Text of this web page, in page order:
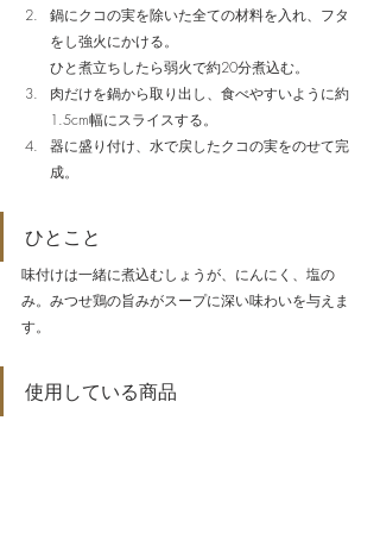
鍋にクコの実を除いた全ての材料を入れ、フタ
をし強火にかける。
ひと煮立ちしたら弱火で約20分煮込む。
肉だけを鍋から取り出し、食べやすいように約
1.5cm幅にスライスする。
器に盛り付け、水で戻したクコの実をのせて完
成。
ひとこと
味付けは一緒に煮込むしょうが、にんにく、塩の
み。みつせ鶏の旨みがスープに深い味わいを与えま
す。
使用している商品